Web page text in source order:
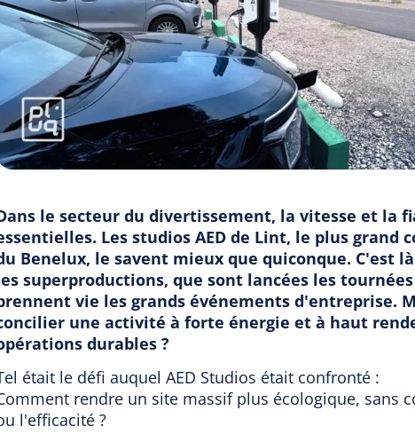
le secteur du divertissement, la vitesse et la
Les studios AED de Lint, le plus grand
Benelux, le savent mieux que quiconque. C'est
superproductions, que sont lancées les
vie les grands événements d'entreprise.
une activité à forte énergie et à haut
durables ?
était le défi auquel AED Studios était confronté :
rendre un site massif plus écologique, sans
l'efficacité ?